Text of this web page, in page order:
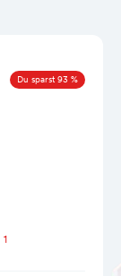
Du sparst 93 %
1